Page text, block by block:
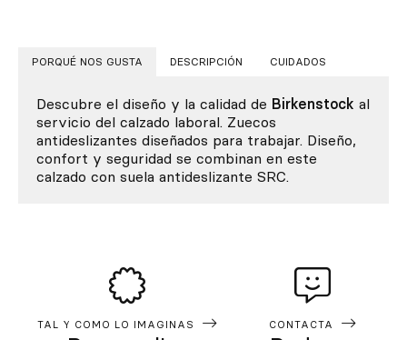
PORQUÉ NOS GUSTA DESCRIPCIÓN CUIDADOS
Descubre el diseño y la calidad de Birkenstock al
servicio del calzado laboral. Zuecos
antideslizantes diseñados para trabajar. Diseño,
confort y seguridad se combinan en este
calzado con suela antideslizante SRC.
TAL Y COMO LO IMAGINAS CONTACTA